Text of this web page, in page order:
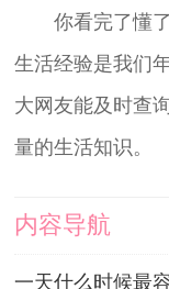
你看完了懂了
生活经验是我们
大网友能及时查
量的生活知识。
内容导航
一天什么时候最